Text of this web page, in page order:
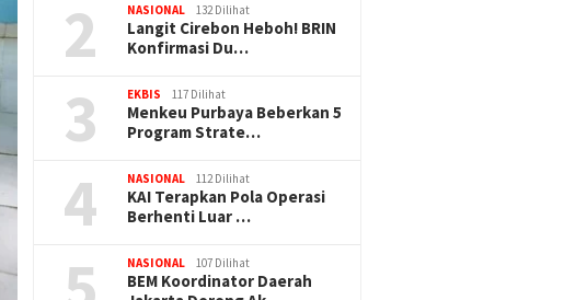
2 NASIONAL 132 Dilihat
Langit Cirebon Heboh! BRIN
Konfirmasi Du…
3 EKBIS 117 Dilihat
Menkeu Purbaya Beberkan 5
Program Strate…
4 NASIONAL 112 Dilihat
KAI Terapkan Pola Operasi
Berhenti Luar …
NASIONAL 107 Dilihat
BEM Koordinator Daerah